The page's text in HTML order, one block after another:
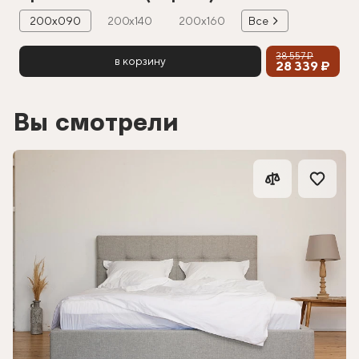
200х090 200х140 200х160 Все
в корзину 38 557 ₽
28 339 ₽
Вы смотрели